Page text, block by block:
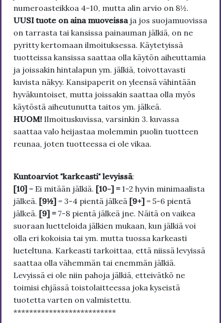
numeroasteikkoa 4-10, mutta alin arvio on 8½.
UUSI tuote on aina muoveissa ja jos suojamuovissa
on tarrasta tai kansissa painauman jälkiä, on ne
pyritty kertomaan ilmoituksessa. Käytetyissä
tuotteissa kansissa saattaa olla käytön aiheuttamia
ja joissakin hintalapun ym. jälkiä, toivottavasti
kuvista näkyy. Kansipaperit on yleensä vähintään
hyväkuntoiset, mutta joissakin saattaa olla myös
käytöstä aiheutunutta taitos ym. jälkeä.
HUOM! Ilmoituskuvissa, varsinkin 3. kuvassa
saattaa valo heijastaa molemmin puolin tuotteen
reunaa, joten tuotteessa ei ole vikaa.
Kuntoarviot "karkeasti" levyissä:
[10] = Ei mitään jälkiä. [10-] = 1-2 hyvin minimaalista
jälkeä. [9½] = 3-4 pientä jälkeä [9+] = 5-6 pientä
jälkeä. [9] = 7-8 pientä jälkeä jne. Näitä on vaikea
suoraan luetteloida jälkien mukaan, kun jälkiä voi
olla eri kokoisia tai ym. mutta tuossa karkeasti
lueteltuna. Karkeasti tarkoittaa, että niissä levyissä
saattaa olla vähemmän tai enemmän jälkiä.
Levyissä ei ole niin pahoja jälkiä, etteivätkö ne
toimisi ehjässä toistolaitteessa joka kyseistä
tuotetta varten on valmistettu.
**************************